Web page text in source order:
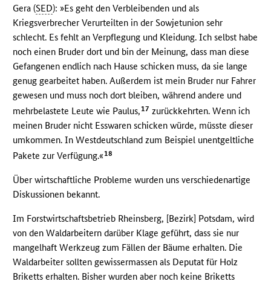
Gera (SED): »Es geht den Verbleibenden und als
Kriegsverbrecher Verurteilten in der Sowjetunion sehr
schlecht. Es fehlt an Verpflegung und Kleidung. Ich selbst habe
noch einen Bruder dort und bin der Meinung, dass man diese
Gefangenen endlich nach Hause schicken muss, da sie lange
genug gearbeitet haben. Außerdem ist mein Bruder nur Fahrer
gewesen und muss noch dort bleiben, während andere und
mehrbelastete Leute wie Paulus,17 zurückkehrten. Wenn ich
meinen Bruder nicht Esswaren schicken würde, müsste dieser
umkommen. In Westdeutschland zum Beispiel unentgeltliche
Pakete zur Verfügung.«18
Über wirtschaftliche Probleme wurden uns verschiedenartige
Diskussionen bekannt.
Im Forstwirtschaftsbetrieb Rheinsberg, [Bezirk] Potsdam, wird
von den Waldarbeitern darüber Klage geführt, dass sie nur
mangelhaft Werkzeug zum Fällen der Bäume erhalten. Die
Waldarbeiter sollten gewissermassen als Deputat für Holz
Briketts erhalten. Bisher wurden aber noch keine Briketts